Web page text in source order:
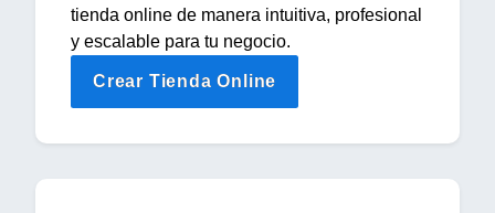
tienda online de manera intuitiva, profesional
y escalable para tu negocio.
Crear Tienda Online